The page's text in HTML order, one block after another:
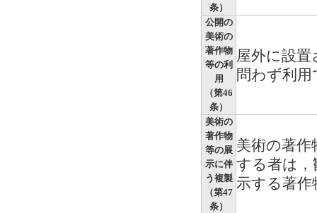
条）
公開の
美術の
著作物
等の利
用
（第46
条）
屋外に設
問わず利
美術の
著作物
等の展
示に伴
う複製
（第47
条）
美術の著作
する者は，
示する著